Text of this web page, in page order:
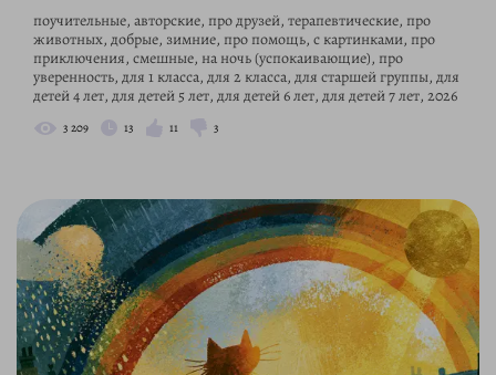
поучительные, авторские, про друзей, терапевтические, про
животных, добрые, зимние, про помощь, с картинками, про
приключения, смешные, на ночь (успокаивающие), про
уверенность, для 1 класса, для 2 класса, для старшей группы, для
детей 4 лет, для детей 5 лет, для детей 6 лет, для детей 7 лет, 2026
3 209 13 11 3